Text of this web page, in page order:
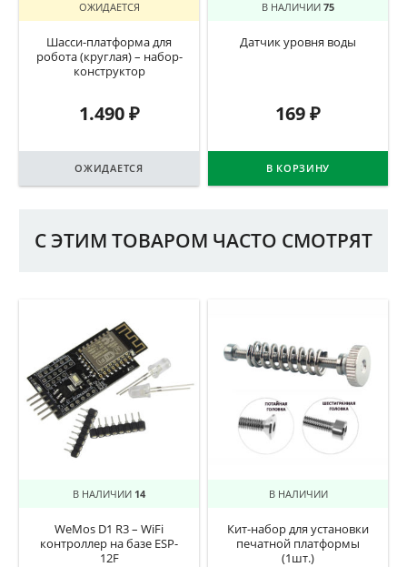
ОЖИДАЕТСЯ
Шасси-платформа для
робота (круглая) – набор-
конструктор
1.490₽
ОЖИДАЕТСЯ
В НАЛИЧИИ 75
Датчик уровня воды
169₽
В КОРЗИНУ
С ЭТИМ ТОВАРОМ ЧАСТО СМОТРЯТ
В НАЛИЧИИ 14
WeMos D1 R3 – WiFi
контроллер на базе ESP-
12F
В НАЛИЧИИ
Кит-набор для установки
печатной платформы
(1шт.)